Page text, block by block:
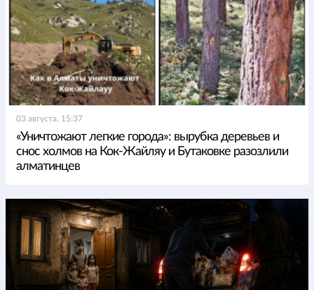
03 августа, 15:37
«Уничтожают легкие города»: вырубка деревьев и
снос холмов на Кок-Жайляу и Бутаковке разозлили
алматинцев